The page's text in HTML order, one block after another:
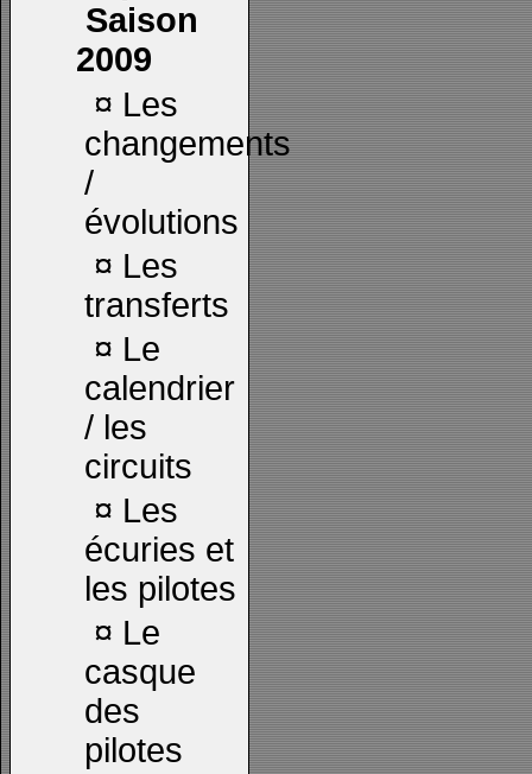
Saison
2009
¤ Les
changements
/
évolutions
¤ Les
transferts
¤ Le
calendrier
/ les
circuits
¤ Les
écuries et
les pilotes
¤ Le
casque
des
pilotes